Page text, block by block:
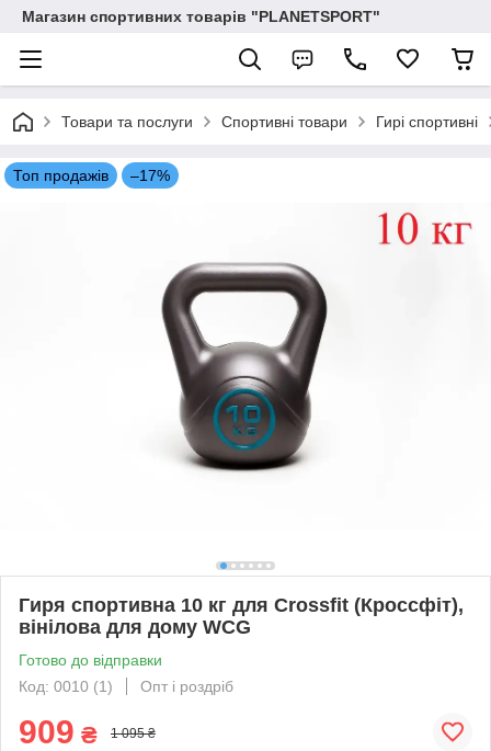
Магазин спортивних товарів "PLANETSPORT"
Товари та послуги Спортивні товари Гирі спортивні
Топ продажів –17%
Гиря спортивна 10 кг для Crossfit (Кроссфіт),
вінілова для дому WCG
Готово до відправки
Код: 0010 (1)
Опт і роздріб
909 ₴ 1 095 ₴